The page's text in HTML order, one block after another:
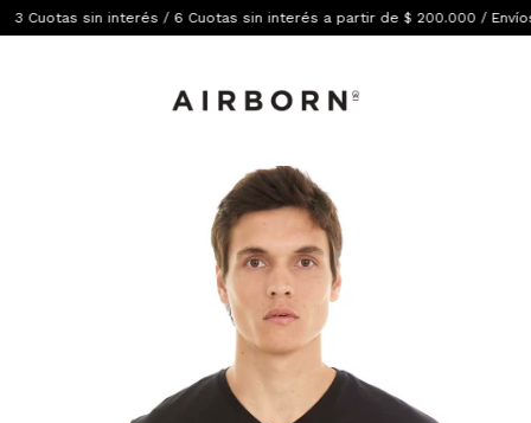
Cuotas sin interés / 6 Cuotas sin interés a partir de $ 200.000 / Envíos